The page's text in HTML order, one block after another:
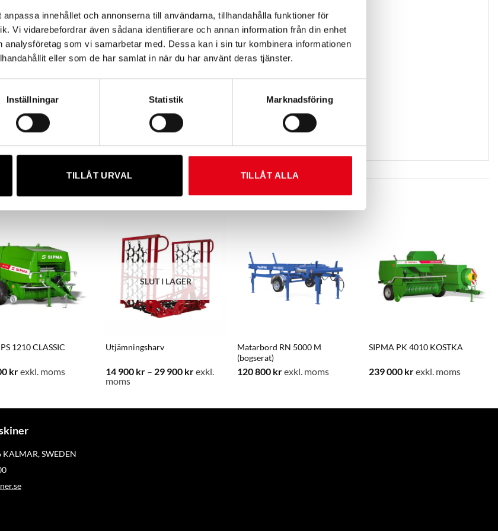
innehållet och annonserna till användarna, tillhandahålla funktioner för
Vi vidarebefordrar även sådana identifierare och annan information från din enhet
analysföretag som vi samarbetar med. Dessa kan i sin tur kombinera informationen
eller som de har samlat in när du har använt deras tjänster.
Inställningar Statistik Marknadsföring
TILLÅT URVAL TILLÅT ALLA
hastighet.
1210 CLASSIC
krexkl. moms
SLUT I LAGER
Utjämningsharv
14 900 kr – 29 900 krPrisintervall:
29
exkl.
moms
Matarbord RN 5000 M
(bogserat)
120 800 krexkl. moms
SIPMA PK 4010 KOSTKA
239 000 krexkl. moms
SWEDEN